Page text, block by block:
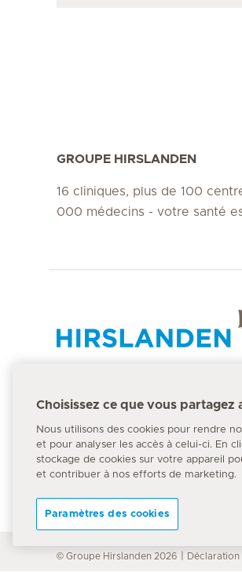
GROUPE HIRSLANDEN
16 cliniques, plus de 100
000 médecins - votre santé
144
© Groupe Hirslanden 2026
Choisissez ce que vous partagez
Nous utilisons des cookies pour rendre
et pour analyser les accès à celui-ci. En
stockage de cookies sur votre appareil
et contribuer à nos efforts de marketing.
Paramètres des cookies